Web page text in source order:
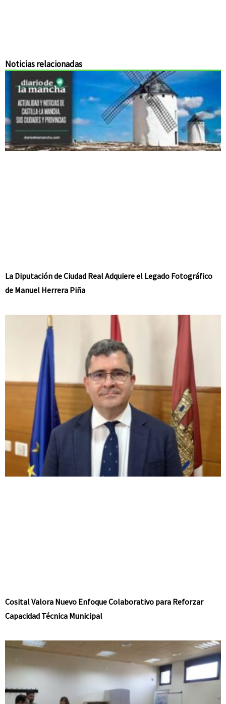
Noticias relacionadas
La Diputación de Ciudad Real Adquiere el Legado Fotográfico
de Manuel Herrera Piña
Cosital Valora Nuevo Enfoque Colaborativo para Reforzar
Capacidad Técnica Municipal